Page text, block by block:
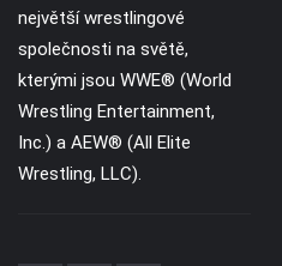
největší wrestlingové
společnosti na světě,
kterými jsou WWE® (World
Wrestling Entertainment,
Inc.) a AEW® (All Elite
Wrestling, LLC).